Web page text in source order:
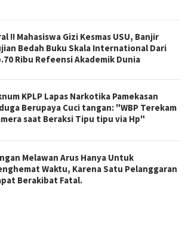
!! Mahasiswa Gizi Kesmas USU, Banjir
Bedah Buku Skala International Dari
Ribu Refeensi Akademik Dunia
KPLP Lapas Narkotika Pamekasan
Berupaya Cuci tangan: "WBP Terekam
saat Beraksi Tipu tipu via Hp"
Melawan Arus Hanya Untuk
Waktu, Karena Satu Pelanggaran
Berakibat Fatal.